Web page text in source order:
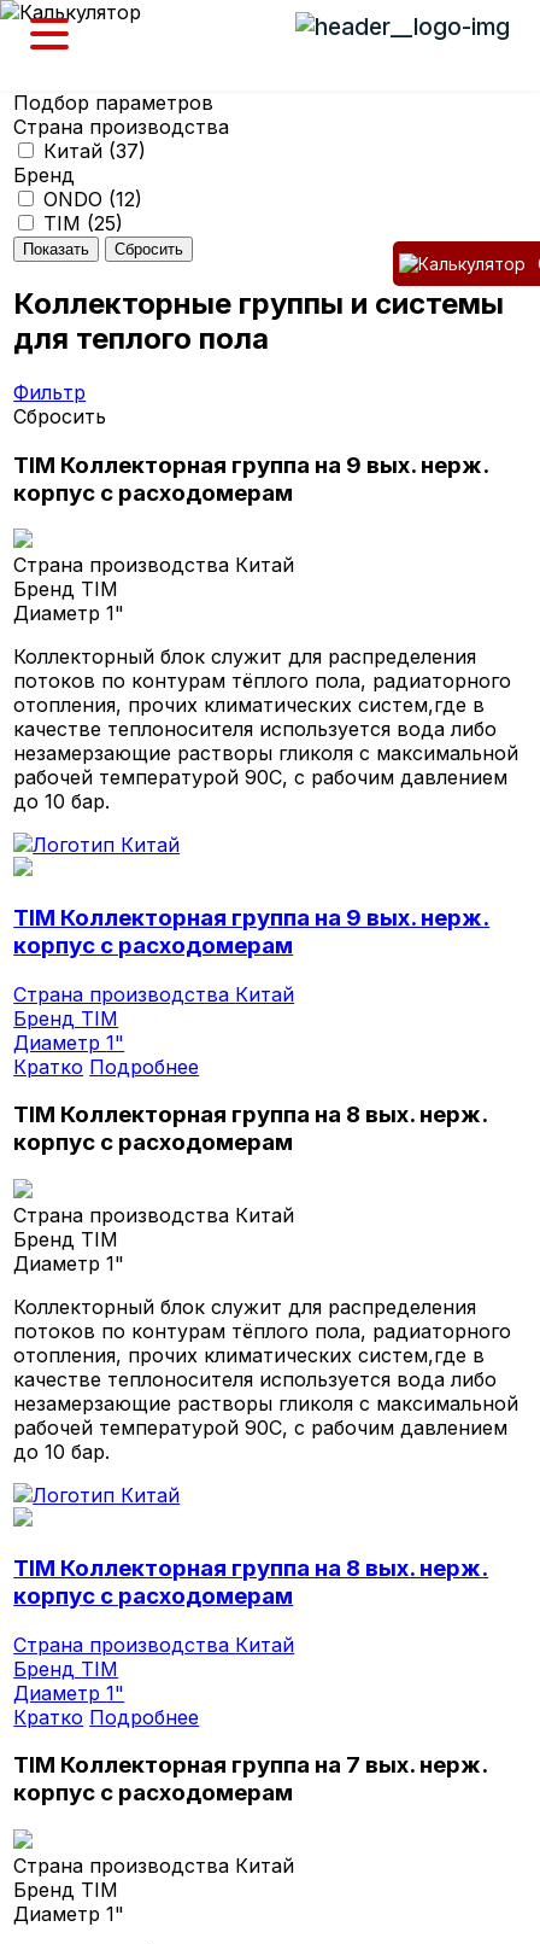
Подбор параметров
Страна производства
Китай (37)
Бренд
ONDO (12)
TIM (25)
Коллекторные группы и системы
для теплого пола
Фильтр
Сбросить
TIM Коллекторная группа на 9 вых. нерж.
корпус с расходомерам
Страна производства Китай
Бренд TIM
Диаметр1"
Коллекторный блок служит для распределения
потоков по контурам тёплого пола, радиаторного
отопления, прочих климатических систем,где в
качестве теплоносителя используется вода либо
незамерзающие растворы гликоля с максимальной
рабочей температурой 90С, с рабочим давлением
до 10 бар.
TIM Коллекторная группа на 9 вых. нерж.
корпус с расходомерам
Страна производства Китай
Бренд TIM
Диаметр1"
Кратко Подробнее
TIM Коллекторная группа на 8 вых. нерж.
корпус с расходомерам
Страна производства Китай
Бренд TIM
Диаметр1"
Коллекторный блок служит для распределения
потоков по контурам тёплого пола, радиаторного
отопления, прочих климатических систем,где в
качестве теплоносителя используется вода либо
незамерзающие растворы гликоля с максимальной
рабочей температурой 90С, с рабочим давлением
до 10 бар.
TIM Коллекторная группа на 8 вых. нерж.
корпус с расходомерам
Страна производства Китай
Бренд TIM
Диаметр1"
Кратко Подробнее
TIM Коллекторная группа на 7 вых. нерж.
корпус с расходомерам
Страна производства Китай
Бренд TIM
Диаметр1"